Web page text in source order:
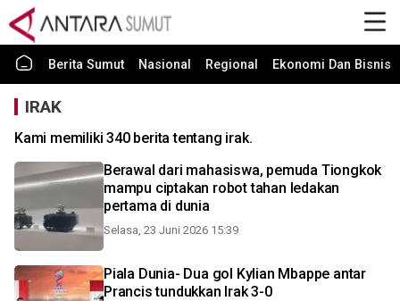
Berita Sumut Nasional Regional Ekonomi Dan Bisnis
IRAK
Kami memiliki 340 berita tentang irak.
Berawal dari mahasiswa, pemuda Tiongkok
mampu ciptakan robot tahan ledakan
pertama di dunia
Selasa, 23 Juni 2026 15:39
Piala Dunia- Dua gol Kylian Mbappe antar
Prancis tundukkan Irak 3-0